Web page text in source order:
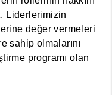
Liderlerimizin
değer vermeleri
sahip olmalarını
programı olan